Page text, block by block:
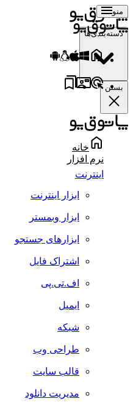
منو
دسته‌بندی‌ها
بستن
خانه
نرم افزار
اینترنت
ابزار اینترنت
ابزار وبمستر
ابزارهای جستجو
اشتراک فایل
اف.تی.پی
ایمیل
شبکه
طراحی وب
قالب سایت
مدیریت دانلود